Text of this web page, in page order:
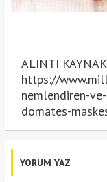
ALINTI
https://
nemlendiren-
domates-
YORUM YAZ